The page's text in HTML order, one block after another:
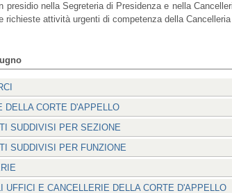
presidio nella Segreteria di Presidenza e nella
richieste attività urgenti di competenza della
DELLA CORTE D'APPELLO
SUDDIVISI PER SEZIONE
SUDDIVISI PER FUNZIONE
UFFICI E CANCELLERIE DELLA CORTE D'APPELLO